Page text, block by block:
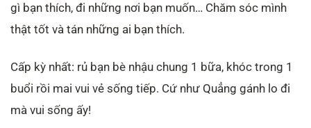
gì bạn thích, đi những nơi bạn muốn… Chăm sóc mình
thật tốt và tán những ai bạn thích.
Cấp kỳ nhất: rủ bạn bè nhậu chung 1 bữa, khóc trong 1
buổi rồi mai vui vẻ sống tiếp. Cứ như Quẳng gánh lo đi
mà vui sống ấy!